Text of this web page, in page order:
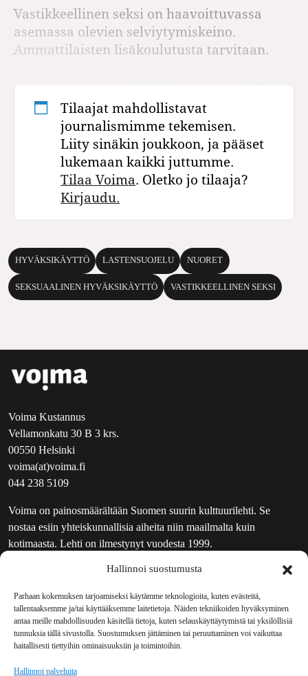
Hallinnoi suostumusta
Parhaan kokemuksen tarjoamiseksi käytämme teknologioita, kuten evästeitä,
tallentaaksemme ja/tai käyttääksemme laitetietoja. Näiden tekniikoiden hyväksyminen
antaa meille mahdollisuuden käsitellä tietoja, kuten selauskäyttäytymistä tai yksilöllisiä
tunnuksia tällä sivustolla. Suostumuksen jättäminen tai peruuttaminen voi vaikuttaa
haitallisesti tiettyihin ominaisuuksiin ja toimintoihin.
Hallinnoi palveluita
Vastikkeellinen seksi on haavoittuvassa
asemassa olevien selviytymiskeino.
Ammattilaisten lisäkoulutusta tarvitaan.
Tilaajat mahdollistavat
journalismimme tekemisen.
Liity sinäkin joukkoon, ja pääset
lukemaan kaikki juttumme.
Tilaa Voima. Oletko jo tilaaja?
Kirjaudu.
HYVÄKSIKÄYTTÖ LASTENSUOJELU NUORET
SEKSUAALINEN HYVÄKSIKÄYTTÖ VASTIKKEELLINEN SEKSI
Voima Kustannus
Vellamonkatu 30 B 3 krs.
00550 Helsinki
voima(at)voima.fi
044 238 5109
Voima on painosmäärältään Suomen suurin kulttuurilehti. Se
nostaa esiin yhteiskunnallisia aiheita niin maailmalta kuin
kotimaasta. Lehti on ilmestynyt vuodesta 1999.
UUTISKIRJE
MAINOSTAJILLE
VASTAMAINOKSET
JAKELUPAIKAT
REKISTERISELOSTE